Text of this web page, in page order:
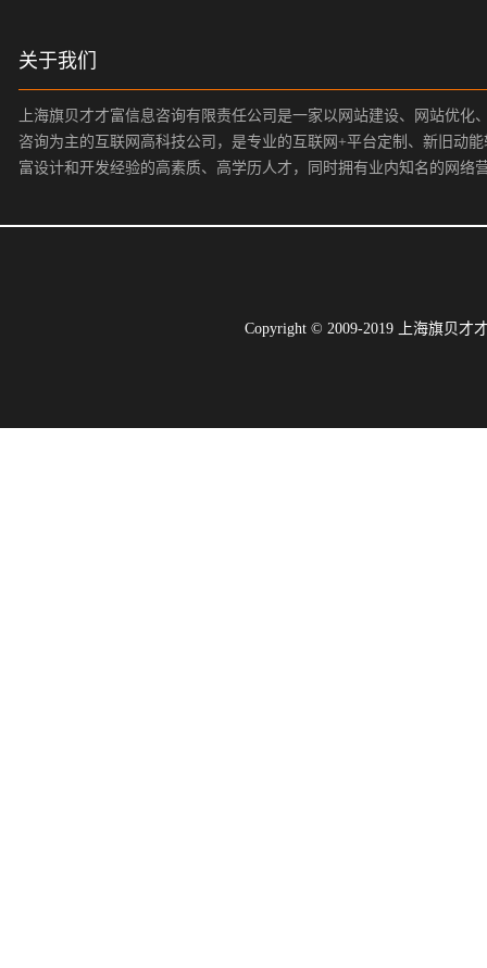
关于我们
上海旗贝才才富信息咨询有限责任公司是一家以网站建设、网站优
咨询为主的互联网高科技公司，是专业的互联网+平台定制、新旧动
富设计和开发经验的高素质、高学历人才，同时拥有业内知名的网络
Copyright © 2009-2019 上海旗贝